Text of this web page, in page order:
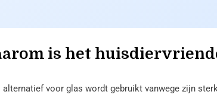
is het
voor glas wordt gebruikt vanwege zijn